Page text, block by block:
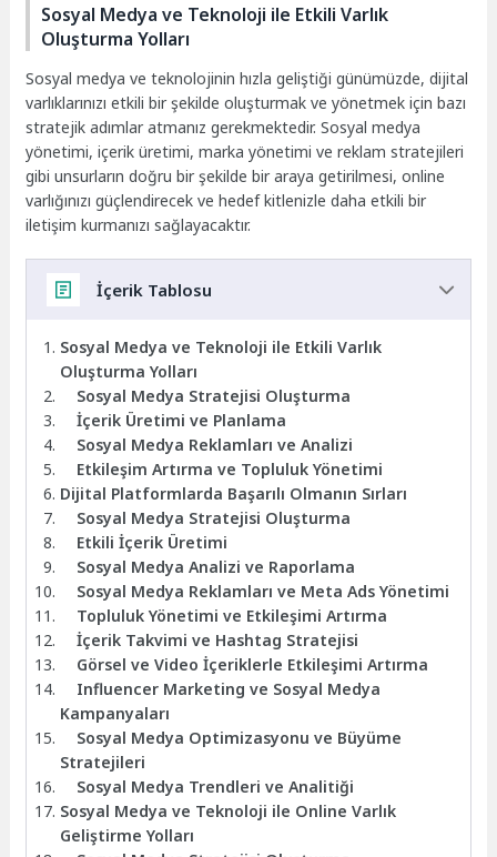
Sosyal Medya ve Teknoloji ile Etkili Varlık
Oluşturma Yolları
Sosyal medya ve teknolojinin hızla geliştiği günümüzde, dijital
varlıklarınızı etkili bir şekilde oluşturmak ve yönetmek için bazı
stratejik adımlar atmanız gerekmektedir. Sosyal medya
yönetimi, içerik üretimi, marka yönetimi ve reklam stratejileri
gibi unsurların doğru bir şekilde bir araya getirilmesi, online
varlığınızı güçlendirecek ve hedef kitlenizle daha etkili bir
iletişim kurmanızı sağlayacaktır.
İçerik Tablosu
Sosyal Medya ve Teknoloji ile Etkili Varlık
Oluşturma Yolları
Sosyal Medya Stratejisi Oluşturma
İçerik Üretimi ve Planlama
Sosyal Medya Reklamları ve Analizi
Etkileşim Artırma ve Topluluk Yönetimi
Dijital Platformlarda Başarılı Olmanın Sırları
Sosyal Medya Stratejisi Oluşturma
Etkili İçerik Üretimi
Sosyal Medya Analizi ve Raporlama
Sosyal Medya Reklamları ve Meta Ads Yönetimi
Topluluk Yönetimi ve Etkileşimi Artırma
İçerik Takvimi ve Hashtag Stratejisi
Görsel ve Video İçeriklerle Etkileşimi Artırma
Influencer Marketing ve Sosyal Medya
Kampanyaları
Sosyal Medya Optimizasyonu ve Büyüme
Stratejileri
Sosyal Medya Trendleri ve Analitiği
Sosyal Medya ve Teknoloji ile Online Varlık
Geliştirme Yolları